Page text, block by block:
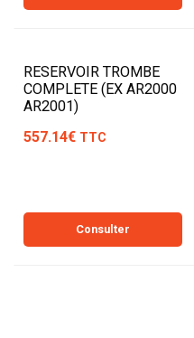
RESERVOIR TROMBE
COMPLETE (EX AR2000
AR2001)
557.14€ TTC
Consulter